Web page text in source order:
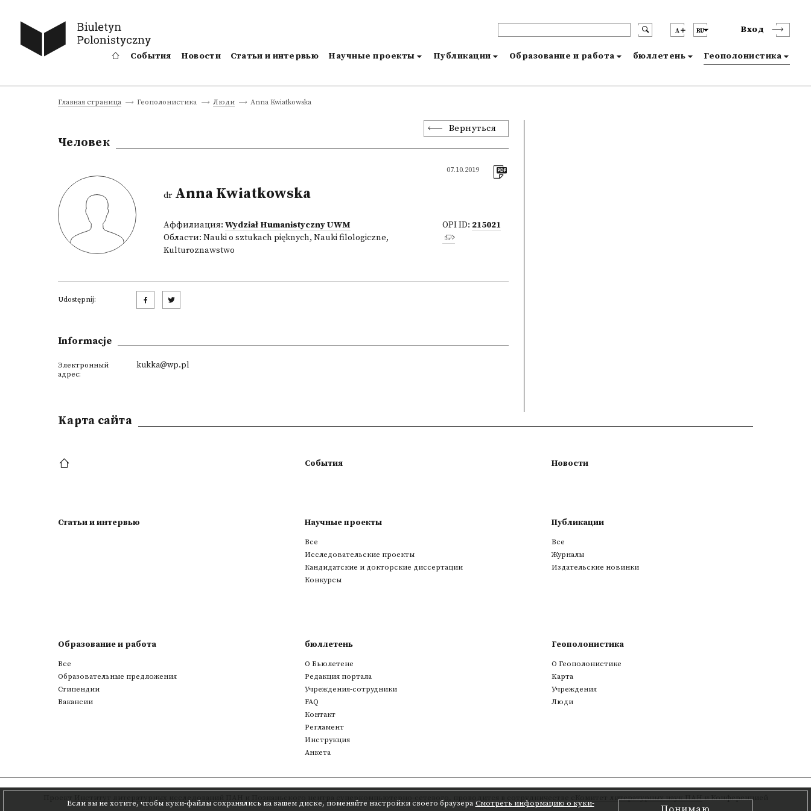
A RU Вход
События Новости Статьи и интервью Научные проекты Публикации Образование и работа бюллетень Геополонистика
Главная страница Геополонистика Люди Anna Kwiatkowska
Вернуться
Человек
07.10.2019
drAnna Kwiatkowska
Аффилиация: Wydział Humanistyczny UWM
Области: Nauki o sztukach pięknych, Nauki filologiczne,
Kulturoznawstwo
OPI ID: 215021
Udostępnij:
Informacje
Электронный
адрес:
kukka@wp.pl
Если вы не хотите, чтобы куки-файлы сохранялись на вашем диске, поменяйте настройки своего браузера Смотреть информацию о куки-
Kарта сайта
События Новости
Статьи и интервью Научные проекты
Все
Исследовательские проекты
Кандидатские и докторские диссертации
Конкурсы
Публикации
Все
Журналы
Издательские новинки
Образование и работа
Все
Образовательные предложения
Стипендии
Вакансии
бюллетень
О Бьюлетене
Редакция портала
Учреждения-сотрудники
FAQ
Контакт
Регламент
Инструкция
Анкета
Геополонистика
О Геополонистике
Kарта
Учреждения
Люди
Институт литературных исследований ПАН Познаньского центра суперкомпьютерно-сетевого Комитет литературных наук ПАНи Конференцией